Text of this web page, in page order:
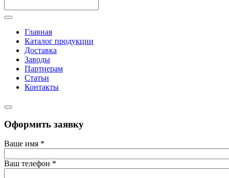
Главная
Каталог продукции
Доставка
Заводы
Партнерам
Статьи
Контакты
Оформить заявку
Ваше имя *
Ваш телефон *